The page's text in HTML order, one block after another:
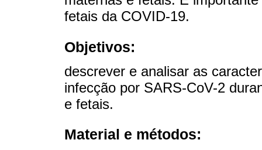
fetais da COVID-19.
Objetivos:
descrever e analisar as
infecção por SARS-CoV-2
e fetais.
Material e métodos: